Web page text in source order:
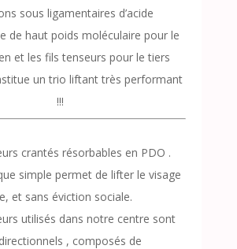
sous ligamentaires d’acide
de haut poids moléculaire pour le
et les fils tenseurs pour le tiers
un trio liftant très performant
!!!
crantés résorbables en PDO .
simple permet de lifter le visage
et sans éviction sociale.
utilisés dans notre centre sont
, composés de